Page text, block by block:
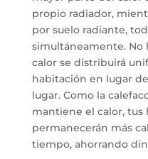
propio radiador,
por suelo radiante,
simultáneamente. No
calor se distribuirá
habitación en lugar
lugar. Como la
mantiene el calor, tus
permanecerán más
tiempo, ahorrando